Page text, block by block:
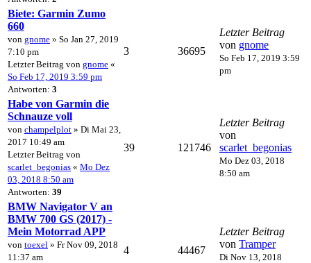
Biete: Garmin Zumo
660
von gnome » So Jan 27, 2019
7:10 pm
Letzter Beitrag von gnome «
So Feb 17, 2019 3:59 pm
Antworten: 3
3 36695
Letzter Beitrag
von gnome
So Feb 17, 2019 3:59
pm
Habe von Garmin die
Schnauze voll
von champelplot » Di Mai 23,
2017 10:49 am
Letzter Beitrag von
scarlet_begonias « Mo Dez
03, 2018 8:50 am
Antworten: 39
39 121746
Letzter Beitrag
von
scarlet_begonias
Mo Dez 03, 2018
8:50 am
BMW Navigator V an
BMW 700 GS (2017) -
Mein Motorrad APP
von toexel » Fr Nov 09, 2018
11:37 am
4 44467
Letzter Beitrag
von Tramper
Di Nov 13, 2018